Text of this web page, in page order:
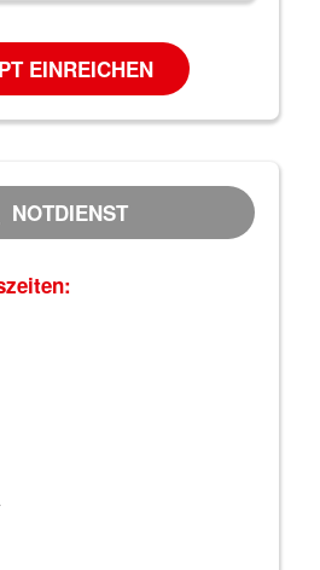
EINREICHEN
NOTDIENST